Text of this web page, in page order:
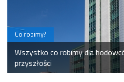
Co robimy?
Wszystko co robimy dla
przyszłości